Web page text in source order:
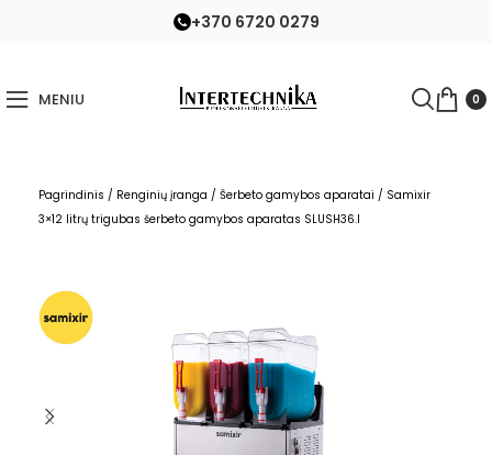
+370 6720 0279
MENIU 0
Pagrindinis / Renginių įranga / Šerbeto gamybos aparatai / Samixir
3×12 litrų trigubas šerbeto gamybos aparatas SLUSH36.I